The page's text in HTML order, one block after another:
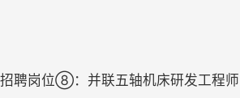
招聘岗位⑧：并联五轴机床研发工程师